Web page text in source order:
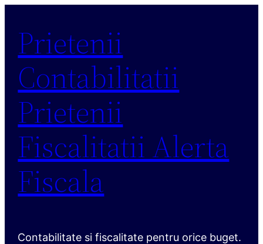
conținut
Prietenii
Contabilitatii
Prietenii
Fiscalitatii Alerta
Fiscala
Contabilitate si fiscalitate pentru orice buget.